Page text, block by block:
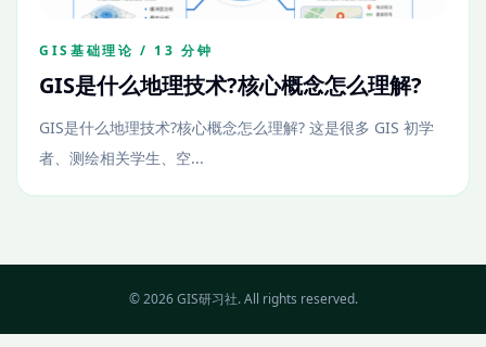
GIS基础理论 / 13 分钟
GIS是什么地理技术?核心概念怎么理解?
GIS是什么地理技术?核心概念怎么理解? 这是很多 GIS 初学
者、测绘相关学生、空...
© 2026 GIS研习社. All rights reserved.